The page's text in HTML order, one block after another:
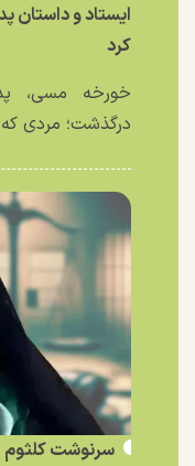
ایستاد و داستان
کرد
درگذشت؛ مردی
سرنوشت کلثوم